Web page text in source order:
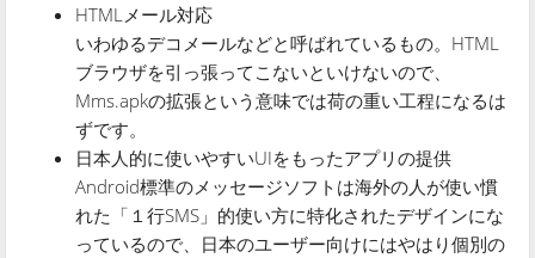
HTMLメール対応
いわゆるデコメールなどと呼ばれているもの。HTML
ブラウザを引っ張ってこないといけないので、
Mms.apkの拡張という意味では荷の重い工程になるは
ずです。
日本人的に使いやすいUIをもったアプリの提供
Android標準のメッセージソフトは海外の人が使い慣
れた「１行SMS」的使い方に特化されたデザインにな
っているので、日本のユーザー向けにはやはり個別の